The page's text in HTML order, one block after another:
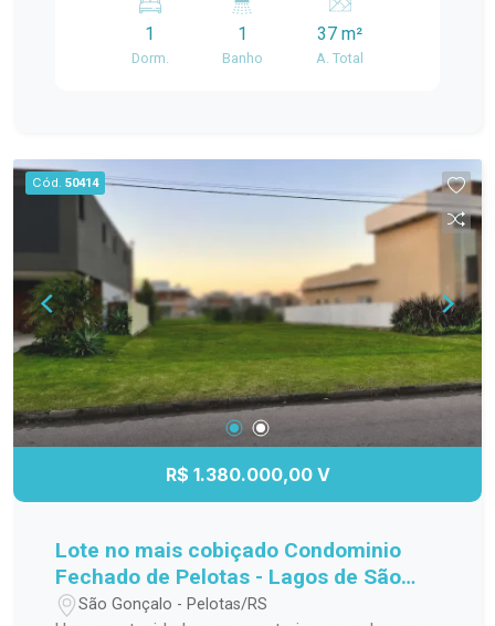
espaço, acabamentos contemporâneos e ótima
iluminação natural, proporcionando um clima
aconchegante e funcional. Localizado em um
investir, em uma região valorizada e de fácil
acesso a serviços, comércio e lazer. Localização
estratégica Design moderno e funcional Ideal
para moradia ou investimento
1
Dorm.
1
Banho
37 m²
A. Total
Cód. 50414
R$ 1.380.000,00 V
Lote no mais cobiçado Condominio
Fechado de Pelotas - Lagos de São
Gonçalo!
São Gonçalo - Pelotas/RS